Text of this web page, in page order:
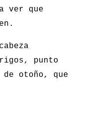
ver que
punto
de otoño, que